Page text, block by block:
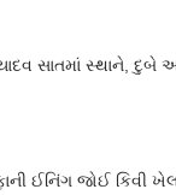
સાતમાં સ્થાને, દુબે
ઈનિંગ જોઈ કિવી